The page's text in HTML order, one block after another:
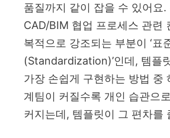
품질까지 같이 잡을 수 있어요.
CAD/BIM 협업 프로세스 관련
복적으로 강조되는 부분이 ‘표
(Standardization)’인데, 템플
가장 손쉽게 구현하는 방법 중
계팀이 커질수록 개인 습관으
커지는데, 템플릿이 그 편차를